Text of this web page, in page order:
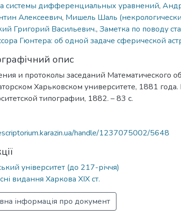
системы дифференциальных уравнений,
Алексеевич, Мишель Шаль
Григорий Васильевич., Заметка по поводу
Гюнтера: об одной задаче сферической
опис
и протоколы заседаний Математического
Харьковском университете, 1881 года.
типографии, 1882. – 83 с.
handle/1237075002/5648
університет (до 217-річчя)
видання Харкова ХІХ ст.
інформація про документ